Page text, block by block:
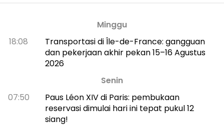
Minggu
18:08
Transportasi di Île-de-France: gangguan
dan pekerjaan akhir pekan 15–16 Agustus
2026
Senin
07:50
Paus Léon XIV di Paris: pembukaan
reservasi dimulai hari ini tepat pukul 12
siang!